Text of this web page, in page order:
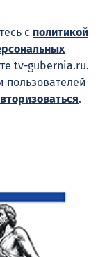
с политикой
tv-gubernia.ru.
пользователей
.